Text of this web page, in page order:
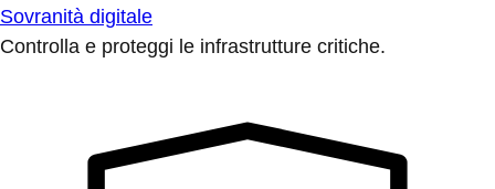
Sovranità digitale
Controlla e proteggi le infrastrutture critiche.